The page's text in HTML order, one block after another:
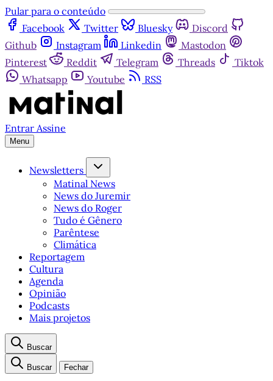
Pular para o conteúdo
Facebook
Twitter Bluesky
Discord
Github
Instagram Linkedin
Mastodon
Pinterest
Reddit Telegram Threads
Tiktok
Whatsapp
Youtube RSS
Entrar Assine
Menu
Newsletters
Matinal News
News do Juremir
News do Roger
Tudo é Gênero
Parêntese
Climática
Reportagem
Cultura
Agenda
Opinião
Podcasts
Mais projetos
Buscar
Buscar Fechar